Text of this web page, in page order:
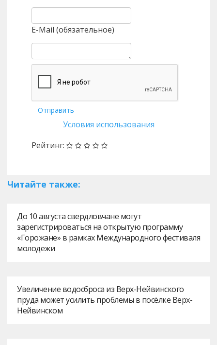
E-Mail (обязательное)
Отправить
Условия использования
Рейтинг:
Читайте также:
До 10 августа свердловчане могут
зарегистрироваться на открытую программу
«Горожане» в рамках Международного фестиваля
молодежи
Увеличение водосброса из Верх-Нейвинского
пруда может усилить проблемы в посёлке Верх-
Нейвинском